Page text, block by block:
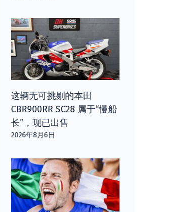
这辆无可挑剔的本田
CBR900RR SC28 属于“慢船
长”，现已出售
2026年8月6日